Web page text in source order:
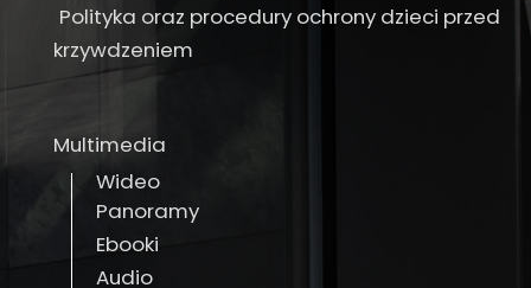
Polityka oraz procedury ochrony dzieci przed
krzywdzeniem
Multimedia
Wideo
Panoramy
Ebooki
Audio